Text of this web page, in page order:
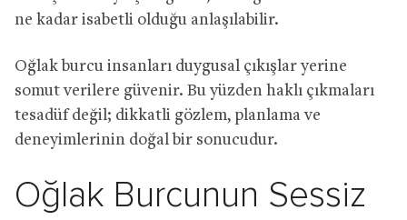
ne kadar isabetli olduğu anlaşılabilir.
Oğlak burcu insanları duygusal çıkışlar yerine
somut verilere güvenir. Bu yüzden haklı çıkmaları
tesadüf değil; dikkatli gözlem, planlama ve
deneyimlerinin doğal bir sonucudur.
Oğlak Burcunun Sessiz